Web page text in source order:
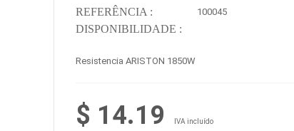
REFERÊNCIA : 100045
DISPONIBILIDADE :
Resistencia ARISTON 1850W
$ 14.19 IVA incluído